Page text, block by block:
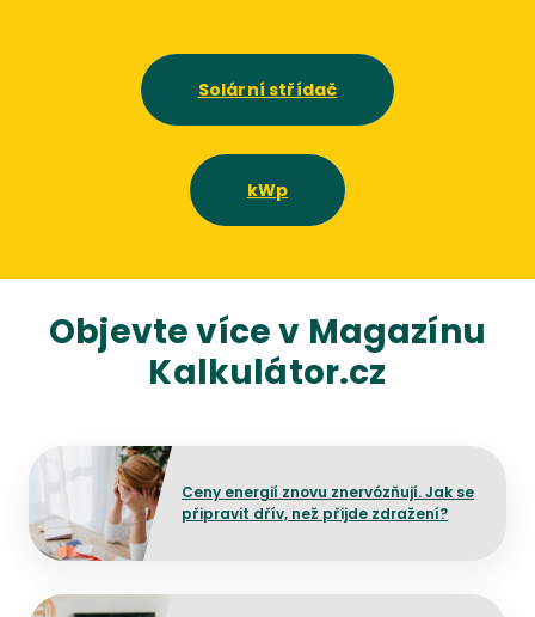
Solární střídač
kWp
Objevte více v Magazínu
Kalkulátor.cz
Ceny energií znovu znervózňují. Jak se
připravit dřív, než přijde zdražení?
Přejít na detail článku
Přejít na detail článku